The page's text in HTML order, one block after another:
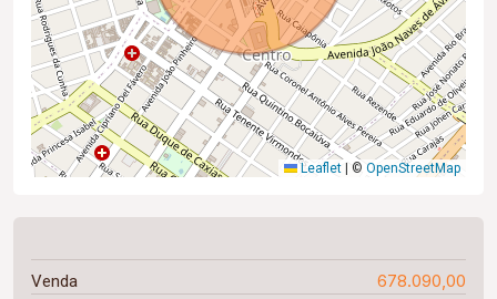
Leaflet © OpenStreetMap
Venda 678.090,00